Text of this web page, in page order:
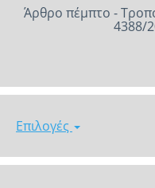
Άρθρο πέμπτο -
4388/
Επιλογές